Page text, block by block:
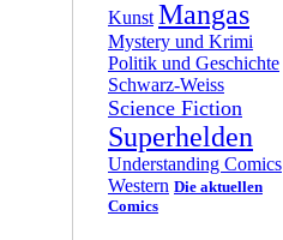
Kunst Mangas
Mystery und Krimi
Politik und Geschichte
Schwarz-Weiss
Science Fiction
Superhelden
Understanding Comics
Western Die aktuellen
Comics